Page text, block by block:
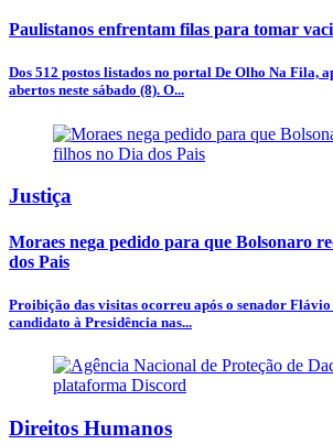
Paulistanos enfrentam filas para tomar
Dos 512 postos listados no portal De Olho Na Fila,
abertos neste sábado (8). O...
Justiça
Moraes nega pedido para que Bolsonaro
dos Pais
Proibição das visitas ocorreu após o senador
candidato à Presidência nas...
Direitos Humanos